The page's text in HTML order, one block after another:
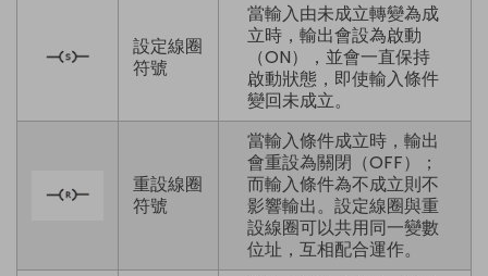
設定線圈
符號
當輸入由未成立轉變為成
立時，輸出會設為啟動
（ON），並會一直保持
啟動狀態，即使輸入條件
變回未成立。
重設線圈
符號
當輸入條件成立時，輸出
會重設為關閉（OFF）；
而輸入條件為不成立則不
影響輸出。設定線圈與重
設線圈可以共用同一變數
位址，互相配合運作。